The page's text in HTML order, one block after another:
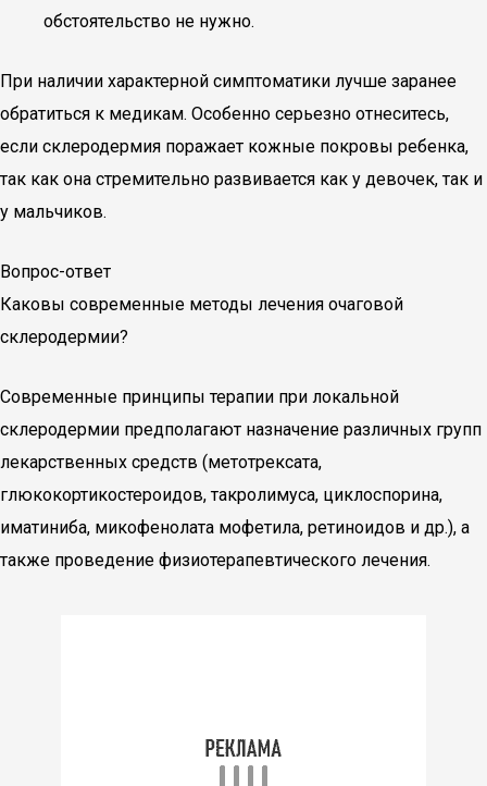
обстоятельство не нужно.
При наличии характерной симптоматики лучше заранее
обратиться к медикам. Особенно серьезно отнеситесь,
если склеродермия поражает кожные покровы ребенка,
так как она стремительно развивается как у девочек, так и
у мальчиков.
Вопрос-ответ
Каковы современные методы лечения очаговой
склеродермии?
Современные принципы терапии при локальной
склеродермии предполагают назначение различных групп
лекарственных средств (метотрексата,
глюкокортикостероидов, такролимуса, циклоспорина,
иматиниба, микофенолата мофетила, ретиноидов и др.), а
также проведение физиотерапевтического лечения.